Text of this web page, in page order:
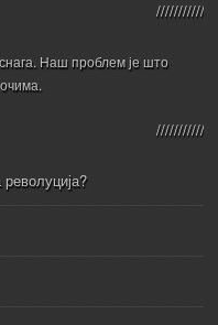
Наш проблем је што